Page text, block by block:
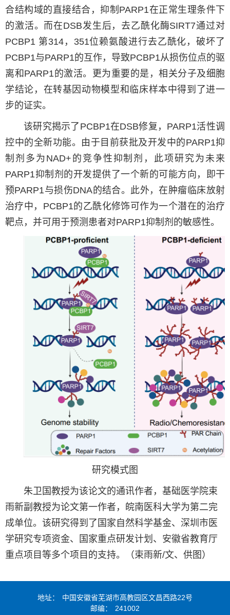
合结构域的直接结合，抑制PARP1在正常生理条件下
的激活。而在DSB发生后，去乙酰化酶SIRT7通过对
PCBP1 第314，351位赖氨酸进行去乙酰化，破坏了
PCBP1与PARP1的互作，导致PCBP1从损伤位点的驱
离和 PARP1的激活。更为重要的是，相关分子及细胞
学结论，在转基因动物模型和临床样本中得到了进一
步的证实。
该研究揭示了PCBP1在DSB修复，PARP1活性调
控中的全新功能。由于目前获批及开发中的PARP1抑
制剂多为NAD+的竞争性抑制剂，此项研究为未来
PARP1抑制剂的开发提供了一个新的可能方向，即干
预PARP1与损伤DNA的结合。此外，在肿瘤临床放射
治疗中，PCBP1的乙酰化修饰可作为一个潜在的治疗
靶点，并可用于预测患者对PARP1抑制剂的敏感性。
研究模式图
朱卫国教授为该论文的通讯作者，基础医学院束
雨新副教授为论文第一作者，皖南医科大学为第二完
成单位。该研究得到了国家自然科学基金、深圳市医
学研究专项资金、国家重点研发计划、安徽省教育厅
重点项目等多个项目的支持。（束雨新/文、供图）
地址：
中国安徽省芜湖市高教园区文昌西路22号
邮编：
241002